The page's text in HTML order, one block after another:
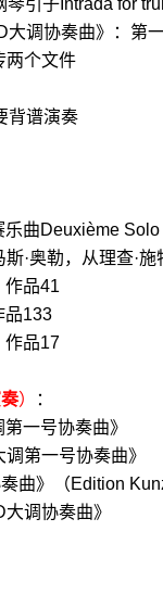
琴引子 Intrada for
大调协奏曲》：第
两个文件
背谱演奏
乐曲Deuxième
斯·奥勒， 从理查·施
作品41
品133
作品17
）
：
第一号协奏曲》
调第一号协奏曲》
曲》（Edition
大调协奏曲》